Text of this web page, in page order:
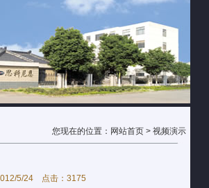
您现在的位置： 网站首页> 视频演示
5/24 点击：3175